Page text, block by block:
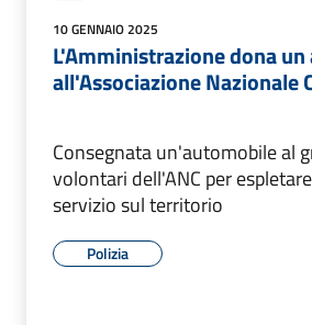
10 GENNAIO 2025
L'Amministrazione dona
all'Associazione Nazionale
Consegnata un'automobile al
volontari dell'ANC per
servizio sul territorio
Polizia